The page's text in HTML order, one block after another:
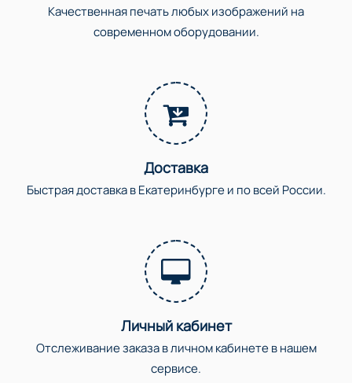
Качественная печать любых изображений на
современном оборудовании.
Доставка
Быстрая доставка в Екатеринбурге и по всей России.
Личный кабинет
Отслеживание заказа в личном кабинете в нашем
сервисе.